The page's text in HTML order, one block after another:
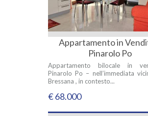
Appartamento in
Pinarolo Po
Appartamento bilocale in
Pinarolo Po – nell’immediata
Bressana , in contesto...
€ 68.000